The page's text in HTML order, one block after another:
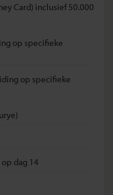
op dag 14